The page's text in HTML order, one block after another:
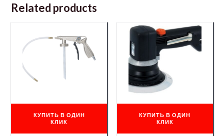
Related products
КУПИТЬ В ОДИН
КЛИК
КУПИТЬ В ОДИН
КЛИК